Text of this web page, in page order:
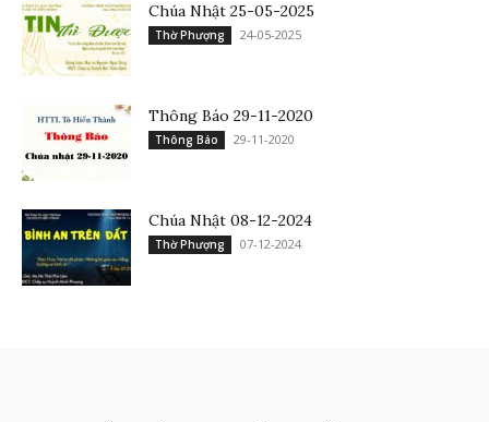
Chúa Nhật 25-05-2025
Thờ Phượng 24-05-2025
Thông Báo 29-11-2020
Thông Báo 29-11-2020
Chúa Nhật 08-12-2024
Thờ Phượng 07-12-2024